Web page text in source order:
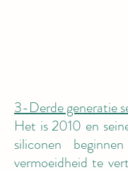
3-Derde generatie
Het is 2010 en
siliconen
vermoeidheid te